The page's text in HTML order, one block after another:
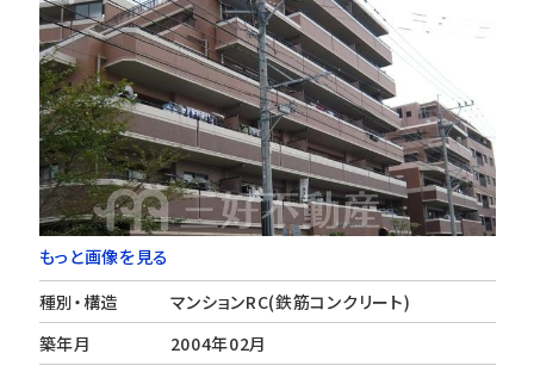
もっと画像を見る
種別・構造
マンションRC(鉄筋コンクリート)
築年月
2004年02月